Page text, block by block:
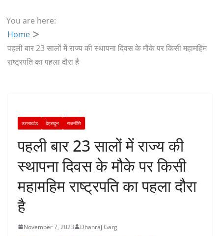
You are here:
Home
पहली बार 23 सालों में राज्य की स्थापना दिवस के मौके पर किसी महामहिम
राष्ट्रपति का पहला दौरा है
उत्तराखंड देहरादून राजनीति
पहली बार 23 सालों में राज्य की
स्थापना दिवस के मौके पर किसी
महामहिम राष्ट्रपति का पहला दौरा
है
November 7, 2023 Dhanraj Garg